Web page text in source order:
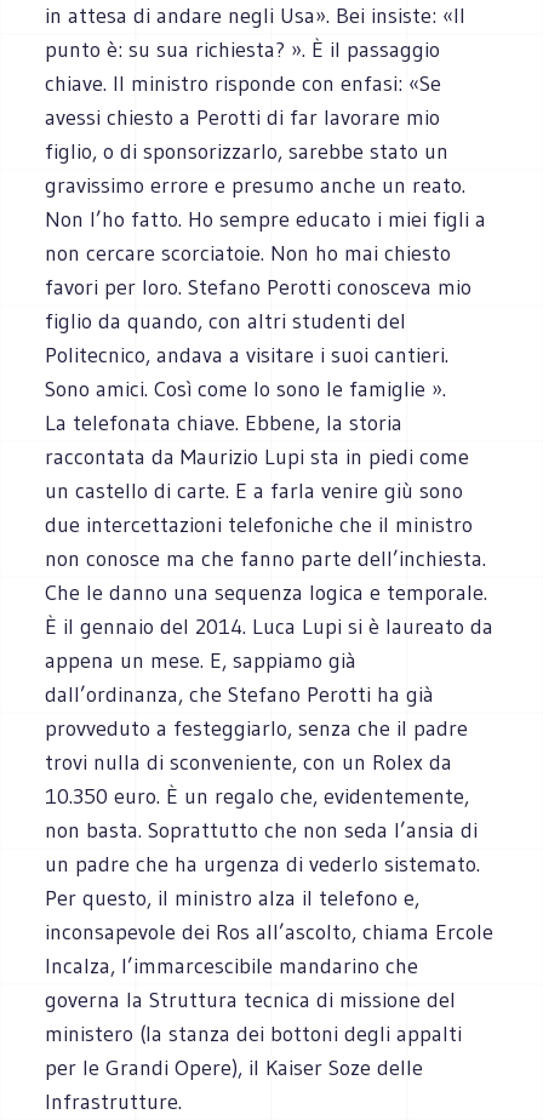
in attesa di andare negli Usa». Bei insiste: «Il
punto è: su sua richiesta? ». È il passaggio
chiave. Il ministro risponde con enfasi: «Se
avessi chiesto a Perotti di far lavorare mio
figlio, o di sponsorizzarlo, sarebbe stato un
gravissimo errore e presumo anche un reato.
Non l’ho fatto. Ho sempre educato i miei figli a
non cercare scorciatoie. Non ho mai chiesto
favori per loro. Stefano Perotti conosceva mio
figlio da quando, con altri studenti del
Politecnico, andava a visitare i suoi cantieri.
Sono amici. Così come lo sono le famiglie ».
La telefonata chiave. Ebbene, la storia
raccontata da Maurizio Lupi sta in piedi come
un castello di carte. E a farla venire giù sono
due intercettazioni telefoniche che il ministro
non conosce ma che fanno parte dell’inchiesta.
Che le danno una sequenza logica e temporale.
È il gennaio del 2014. Luca Lupi si è laureato da
appena un mese. E, sappiamo già
dall’ordinanza, che Stefano Perotti ha già
provveduto a festeggiarlo, senza che il padre
trovi nulla di sconveniente, con un Rolex da
10.350 euro. È un regalo che, evidentemente,
non basta. Soprattutto che non seda l’ansia di
un padre che ha urgenza di vederlo sistemato.
Per questo, il ministro alza il telefono e,
inconsapevole dei Ros all’ascolto, chiama Ercole
Incalza, l’immarcescibile mandarino che
governa la Struttura tecnica di missione del
ministero (la stanza dei bottoni degli appalti
per le Grandi Opere), il Kaiser Soze delle
Infrastrutture.